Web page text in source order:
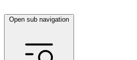
Open sub navigation